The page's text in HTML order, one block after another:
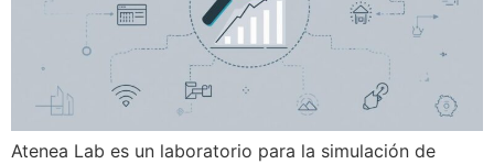
Atenea Lab es un laboratorio para la simulación de